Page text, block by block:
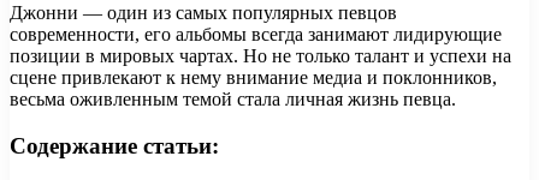
Джонни — один из самых популярных певцов
современности, его альбомы всегда занимают лидирующие
позиции в мировых чартах. Но не только талант и успехи на
сцене привлекают к нему внимание медиа и поклонников,
весьма оживленным темой стала личная жизнь певца.
Содержание статьи: